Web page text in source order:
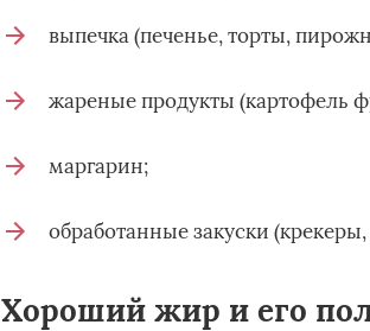
выпечка (печенье, торты,
жареные продукты (картофель
маргарин;
обработанные закуски
Хороший жир и его